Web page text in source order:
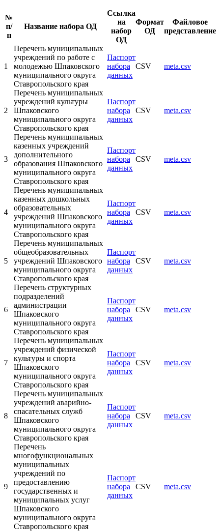
№
п/
п
Название набора ОД
Ссылка
на
набор
ОД
Формат
ОД
Файловое
представление
1
Перечень муниципальных
учреждений по работе с
молодежью Шпаковского
муниципального округа
Ставропольского края
Паспорт
набора
данных
CSV meta.csv
2
Перечень муниципальных
учреждений культуры
Шпаковского
муниципального округа
Ставропольского края
Паспорт
набора
данных
CSV meta.csv
3
Перечень муниципальных
казенных учреждений
дополнительного
образования Шпаковского
муниципального округа
Ставропольского края
Паспорт
набора
данных
CSV meta.csv
4
Перечень муниципальных
казенных дошкольных
образовательных
учреждений Шпаковского
муниципального округа
Ставропольского края
Паспорт
набора
данных
CSV meta.csv
5
Перечень муниципальных
общеобразовательных
учреждений Шпаковского
муниципального округа
Ставропольского края
Паспорт
набора
данных
CSV meta.csv
6
Перечень структурных
подразделений
администрации
Шпаковского
муниципального округа
Ставропольского края
Паспорт
набора
данных
CSV meta.csv
7
Перечень муниципальных
учреждений физической
культуры и спорта
Шпаковского
муниципального округа
Ставропольского края
Паспорт
набора
данных
CSV meta.csv
8
Перечень муниципальных
учреждений аварийно-
спасательных служб
Шпаковского
муниципального округа
Ставропольского края
Паспорт
набора
данных
CSV meta.csv
9
Перечень
многофункциональных
муниципальных
учреждений по
предоставлению
государственных и
муниципальных услуг
Шпаковского
муниципального округа
Ставропольского края
Паспорт
набора
данных
CSV meta.csv